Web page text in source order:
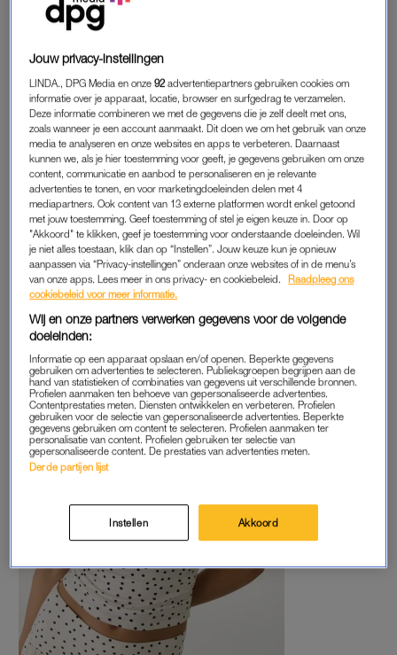
Tot blijdschap van velen zijn de stippen momenteel niet meer
weg te denken uit het huidige modebeeld. En gelukkig maar,
want je kunt alle kanten op met de print. Schoenen, jassen,
volgende items.
1. MAKKELIJKE TOP
Eerlijk is eerlijk: een mooie haltertop mag deze zomer in geen
enkele kast ontbreken. Want vrije oksels betekent geen
gezweet – en dat wil natuurlijk iedereen. Al helemaal met een
stippenprint, natuurlijk. Wil je échtall outgaan? Dan neem je
ook de bijpassende rok erbij.
Jouw privacy-instellingen
LINDA., DPG Media en onze92 advertentiepartners gebruiken cookies om
informatie over je apparaat, locatie, browser en surfgedrag te verzamelen.
Deze informatie combineren we met de gegevens die je zelf deelt met ons,
zoals wanneer je een account aanmaakt. Dit doen we om het gebruik van onze
media te analyseren en onze websites en apps te verbeteren. Daarnaast
kunnen we, als je hier toestemming voor geeft, je gegevens gebruiken om onze
content, communicatie en aanbod te personaliseren en je relevante
advertenties te tonen, en voor marketingdoeleinden delen met 4
mediapartners. Ook content van 13 externe platformen wordt enkel getoond
met jouw toestemming. Geef toestemming of stel je eigen keuze in. Door op
"Akkoord" te klikken, geef je toestemming voor onderstaande doeleinden. Wil
je niet alles toestaan, klik dan op “Instellen”. Jouw keuze kun je opnieuw
aanpassen via “Privacy-instellingen” onderaan onze websites of in de menu’s
van onze apps. Lees meer in ons privacy- en cookiebeleid.
Raadpleeg ons
cookiebeleid voor meer informatie.
Wij en onze partners verwerken gegevens voor de volgende
doeleinden:
Informatie op een apparaat opslaan en/of openen. Beperkte gegevens
gebruiken om advertenties te selecteren. Publieksgroepen begrijpen aan de
hand van statistieken of combinaties van gegevens uit verschillende bronnen.
Profielen aanmaken ten behoeve van gepersonaliseerde advertenties.
Contentprestaties meten. Diensten ontwikkelen en verbeteren. Profielen
gebruiken voor de selectie van gepersonaliseerde advertenties. Beperkte
gegevens gebruiken om content te selecteren. Profielen aanmaken ter
personalisatie van content. Profielen gebruiken ter selectie van
gepersonaliseerde content. De prestaties van advertenties meten.
Derde partijen lijst
Instellen Akkoord